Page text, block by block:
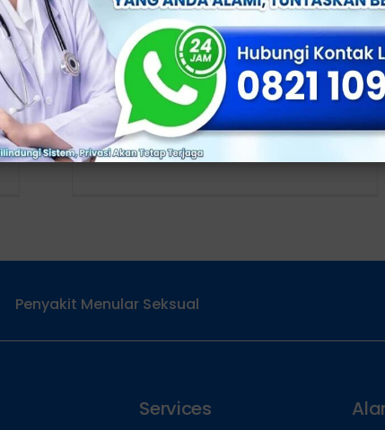
Ciri-Ciri Kanker Prostat: Gejala
dan Tanda Awalnya
Klinik Apollo, Jakarta - Ciri-ciri kanker
prostat sering kali sulit dikenali pada
tahap awal, karena penyakit ini bisa
berkembang tanpa
Penyakit Menular Seksual
Home